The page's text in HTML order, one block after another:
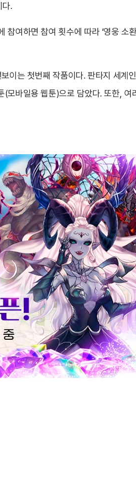
다.
여하면 참여 횟수에 따라 ‘영웅 소
이는 첫번째 작품이다. 판타지 세
모바일용 웹툰)으로 담았다. 또한,